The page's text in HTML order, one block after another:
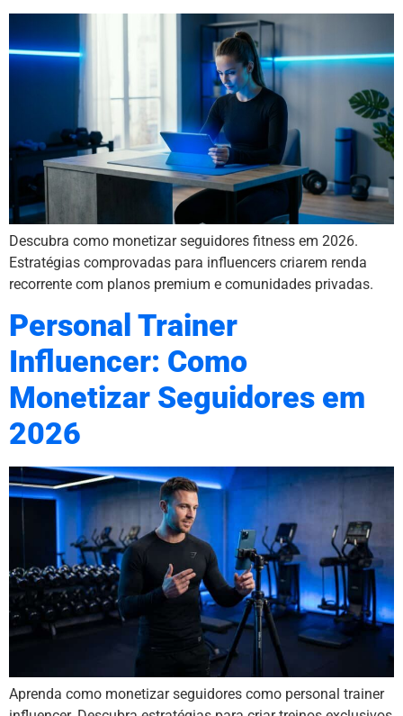
Descubra como monetizar seguidores fitness em 2026.
Estratégias comprovadas para influencers criarem renda
recorrente com planos premium e comunidades privadas.
Personal Trainer
Influencer: Como
Monetizar Seguidores em
2026
Aprenda como monetizar seguidores como personal trainer